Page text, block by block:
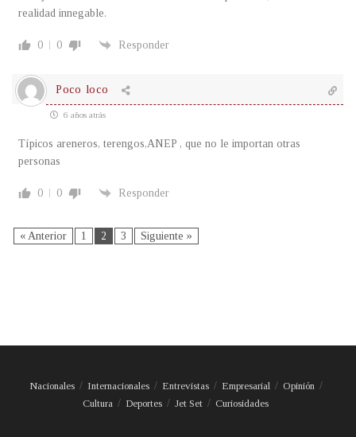
realidad innegable.
0 0 Responder
Poco loco
6 años atrás
Típicos areneros, terengos,ANEP , que no le importan otras
personas
0 0 Responder
« Anterior 1 2 3 Siguiente »
Nacionales Internacionales Entrevistas Empresarial
Opinión
Cultura
Deportes Jet Set Curiosidades